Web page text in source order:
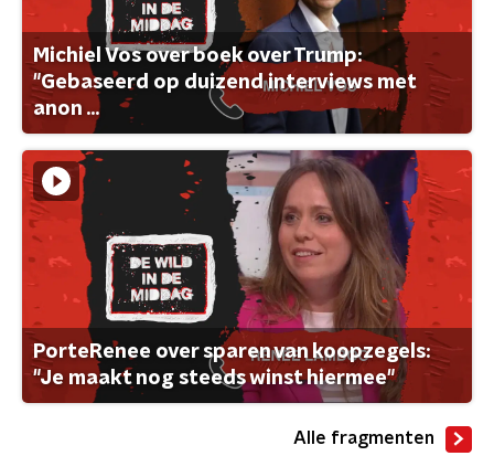
Michiel Vos over boek over Trump:
"Gebaseerd op duizend interviews met
anon ...
PorteRenee over sparen van koopzegels:
"Je maakt nog steeds winst hiermee"
Alle fragmenten